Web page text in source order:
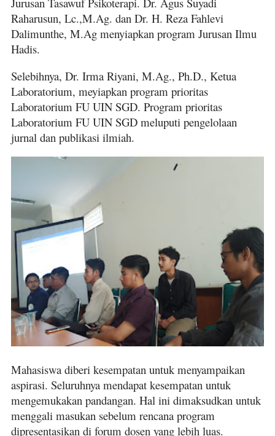
Raharusun, Lc.,M.Ag. dan Dr. H. Reza Fahlevi
Dalimunthe, M.Ag menyiapkan program Jurusan Ilmu
Hadis.
Selebihnya, Dr. Irma Riyani, M.Ag., Ph.D., Ketua
Laboratorium, meyiapkan program prioritas
Laboratorium FU UIN SGD. Program prioritas
Laboratorium FU UIN SGD meluputi pengelolaan
jurnal dan publikasi ilmiah.
Mahasiswa diberi kesempatan untuk menyampaikan
aspirasi. Seluruhnya mendapat kesempatan untuk
mengemukakan pandangan. Hal ini dimaksudkan untuk
menggali masukan sebelum rencana program
dipresentasikan di forum dosen yang lebih luas.